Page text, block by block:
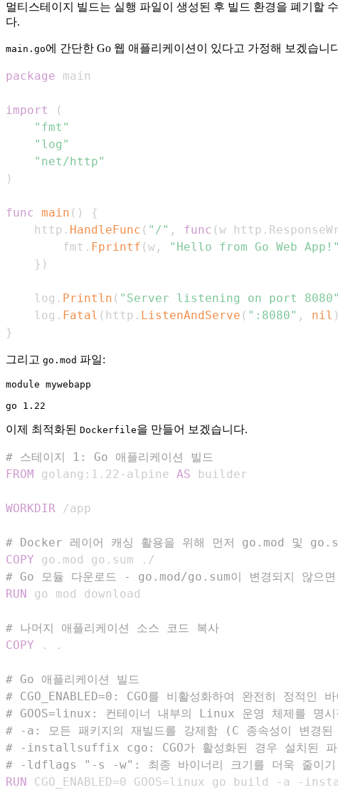
멀티스테이지 빌드는 실행 파일이 생성된 후 빌드 환경을 폐기할
다.
main.go에 간단한 Go 웹 애플리케이션이 있다고 가정해 보겠습니
package
import
(
"fmt"
"log"
"net/http"
)
func main ( )
{
	http
. HandleFunc ( "/" , func (w http .
		fmt
. Fprintf (w , "Hello from Go Web App!"
} )
	log
. Println ( "Server listening on port 8080"
	log
. Fatal ( http . ListenAndServe ( ":8080" , nil )
}
그리고 go.mod 파일:
module mywebapp
이제 최적화된 Dockerfile을 만들어 보겠습니다.
# 스테이지 1: Go 애플리케이션 빌드
FROM
golang:1.22-alpine AS builder
WORKDIR /app
# Docker 레이어 캐싱 활용을 위해 먼저 go.mod 및
COPY go.mod go.sum ./
# Go 모듈 다운로드 - go.mod/go.sum이 변경되지 않으면
RUN
go mod download
# 나머지 애플리케이션 소스 코드 복사
COPY . .
# Go 애플리케이션 빌드
# CGO_ENABLED=0: CGO를 비활성화하여 완전히 정적인
# GOOS=linux: 컨테이너 내부의 Linux 운영 체제를 명시
# -a: 모든 패키지의 재빌드를 강제함 (C 종속성이 변경된
# -installsuffix cgo: CGO가 활성화된 경우 설치된 파
# -ldflags "-s -w": 최종 바이너리 크기를 더욱 줄이기
RUN
CGO_ENABLED=0 GOOS=linux go build -a